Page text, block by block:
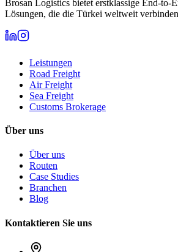
Brosan Logistics bietet erstklassige End-to-
Lösungen, die die Türkei weltweit
Leistungen
Road Freight
Air Freight
Sea Freight
Customs Brokerage
Über uns
Über uns
Routen
Case Studies
Branchen
Blog
Kontaktieren Sie uns